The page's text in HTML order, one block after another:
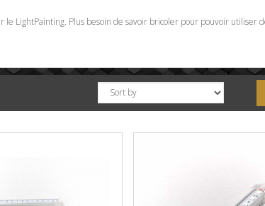
LightPainting. Plus besoin de savoir bricoler pour pouvoir utiliser